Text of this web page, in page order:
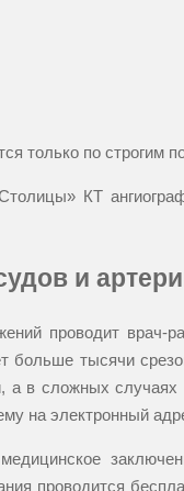
только по строгим
КТ
и
проводит
больше тысячи
в сложных
на электронный
проводится